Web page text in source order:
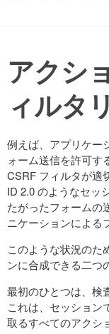
アクシ
ィルタ
例えば、アプリケー
ォーム送信を許可す
CSRF フィルタが適
ID 2.0 のようなセッ
たがったフォームの
ニケーションによる
このような状況のた
ンに合成できる二つ
最初のひとつは、検
これは、セッション
取るすべてのアクシ